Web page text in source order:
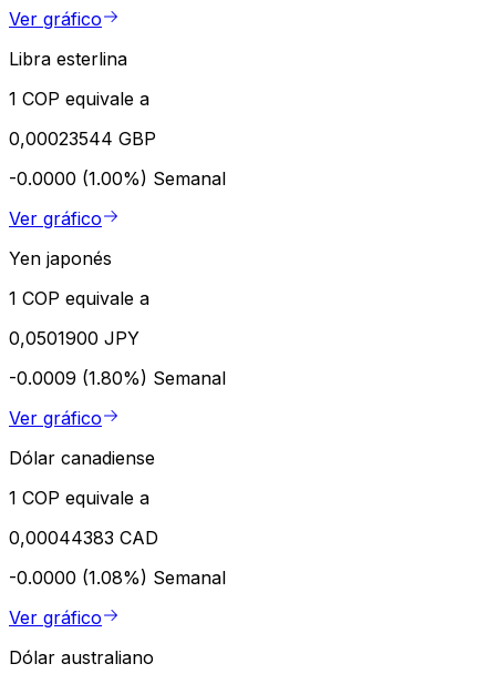
Ver gráfico
Libra esterlina
1 COP equivale a
0,00023544 GBP
-0.0000 (1.00%) Semanal
Ver gráfico
Yen japonés
1 COP equivale a
0,0501900 JPY
-0.0009 (1.80%) Semanal
Ver gráfico
Dólar canadiense
1 COP equivale a
0,00044383 CAD
-0.0000 (1.08%) Semanal
Ver gráfico
Dólar australiano